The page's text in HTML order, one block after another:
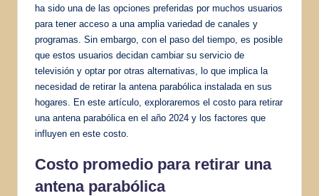
ha sido una de las opciones preferidas por muchos usuarios
para tener acceso a una amplia variedad de canales y
programas. Sin embargo, con el paso del tiempo, es posible
que estos usuarios decidan cambiar su servicio de
televisión y optar por otras alternativas, lo que implica la
necesidad de retirar la antena parabólica instalada en sus
hogares. En este artículo, exploraremos el costo para retirar
una antena parabólica en el año 2024 y los factores que
influyen en este costo.
Costo promedio para retirar una
antena parabólica